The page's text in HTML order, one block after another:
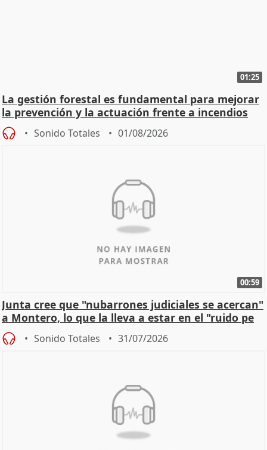
01:25
La gestión forestal es fundamental para mejorar
la prevención y la actuación frente a incendios
Sonido Totales 01/08/2026
00:59
Junta cree que "nubarrones judiciales se acercan"
a Montero, lo que la lleva a estar en el "ruido pe
Sonido Totales 31/07/2026